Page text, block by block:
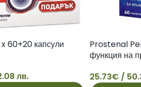
60+20 капсули
лв.
Prostenal
функция на
25.73€ /